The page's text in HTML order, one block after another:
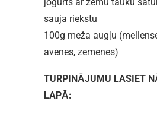
sauja riekstu
100g meža augļu
avenes, zemenes)
TURPINĀJUMU LASIET
LAPĀ: